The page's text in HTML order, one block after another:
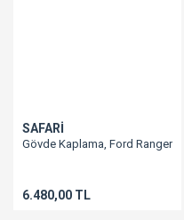
SAFARİ
Gövde Kaplama, Ford Ranger
6.480,00 TL